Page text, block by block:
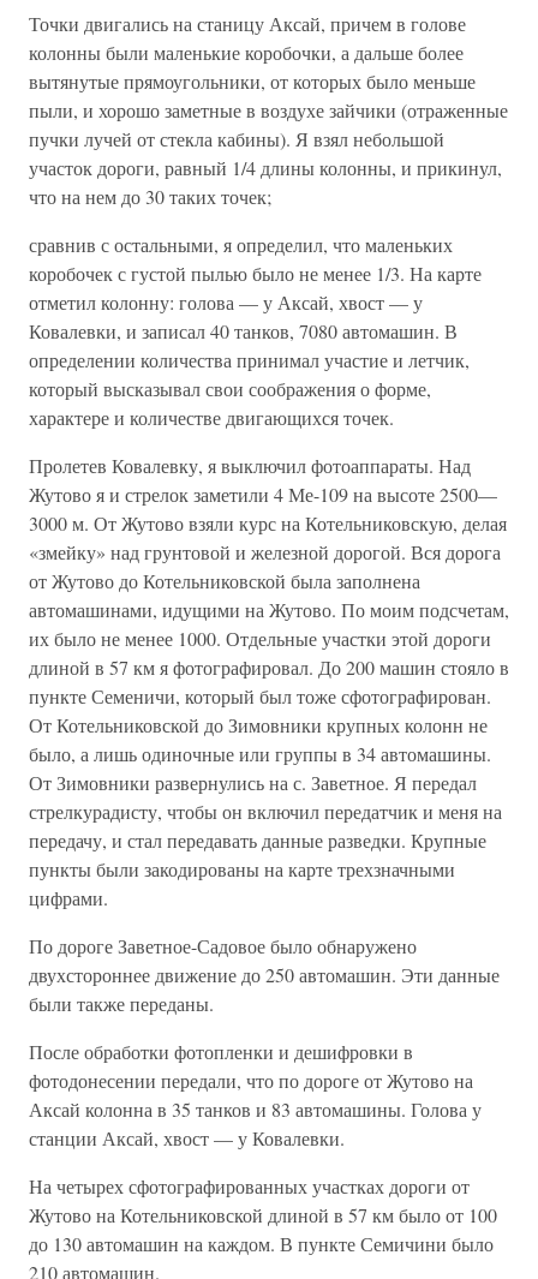
Точки двигались на станицу Аксай, причем в голове
колонны были маленькие коробочки, а дальше более
вытянутые прямоугольники, от которых было меньше
пыли, и хорошо заметные в воздухе зайчики (отраженные
пучки лучей от стекла кабины). Я взял небольшой
участок дороги, равный 1/4 длины колонны, и прикинул,
что на нем до 30 таких точек;
сравнив с остальными, я определил, что маленьких
коробочек с густой пылью было не менее 1/3. На карте
отметил колонну: голова — у Аксай, хвост — у
Ковалевки, и записал 40 танков, 7080 автомашин. В
определении количества принимал участие и летчик,
который высказывал свои соображения о форме,
характере и количестве двигающихся точек.
Пролетев Ковалевку, я выключил фотоаппараты. Над
Жутово я и стрелок заметили 4 Ме-109 на высоте 2500—
3000 м. От Жутово взяли курс на Котельниковскую, делая
«змейку» над грунтовой и железной дорогой. Вся дорога
от Жутово до Котельниковской была заполнена
автомашинами, идущими на Жутово. По моим подсчетам,
их было не менее 1000. Отдельные участки этой дороги
длиной в 57 км я фотографировал. До 200 машин стояло в
пункте Семеничи, который был тоже сфотографирован.
От Котельниковской до Зимовники крупных колонн не
было, а лишь одиночные или группы в 34 автомашины.
От Зимовники развернулись на с. Заветное. Я передал
стрелкурадисту, чтобы он включил передатчик и меня на
передачу, и стал передавать данные разведки. Крупные
пункты были закодированы на карте трехзначными
цифрами.
По дороге Заветное-Садовое было обнаружено
двухстороннее движение до 250 автомашин. Эти данные
были также переданы.
После обработки фотопленки и дешифровки в
фотодонесении передали, что по дороге от Жутово на
Аксай колонна в 35 танков и 83 автомашины. Голова у
станции Аксай, хвост — у Ковалевки.
На четырех сфотографированных участках дороги от
Жутово на Котельниковской длиной в 57 км было от 100
до 130 автомашин на каждом. В пункте Семичини было
210 автомашин.